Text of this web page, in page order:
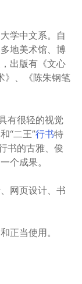
学中文系。自
地美术馆、博
出版有《文心
》、《陈朱钢笔
有很轻的视觉
“二王”行书特
书的古雅、俊
个成果。
网页设计、书
正当使用。